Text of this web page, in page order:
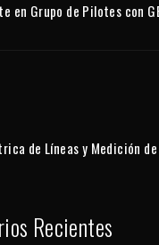
en Grupo de Pilotes con
de Líneas y Medición
Recientes